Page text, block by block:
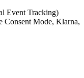
Event Tracking)
Consent Mode, Klarna,